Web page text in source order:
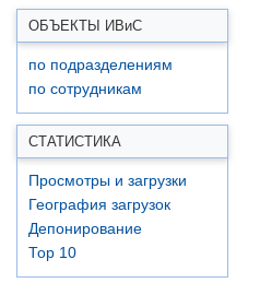
ОБЪЕКТЫ ИВиС
по подразделениям
по сотрудникам
СТАТИСТИКА
Просмотры и загрузки
География загрузок
Депонирование
Top 10